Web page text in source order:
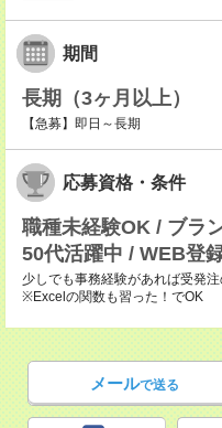
期間
長期（3ヶ月以上）
【急募】即日～長期
応募資格・条件
職種未経験OK / ブラ
50代活躍中 / WEB登
少しでも事務経験があれば受発
※Excelの関数も習った！でOK
メールで送る